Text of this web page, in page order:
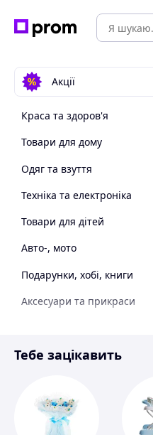
Акції
Краса та здоров'я
Товари для дому
Одяг та взуття
Техніка та електроніка
Товари для дітей
Авто-, мото
Подарунки, хобі, книги
Аксесуари та прикраси
Спорт і відпочинок
Тебе зацікавить